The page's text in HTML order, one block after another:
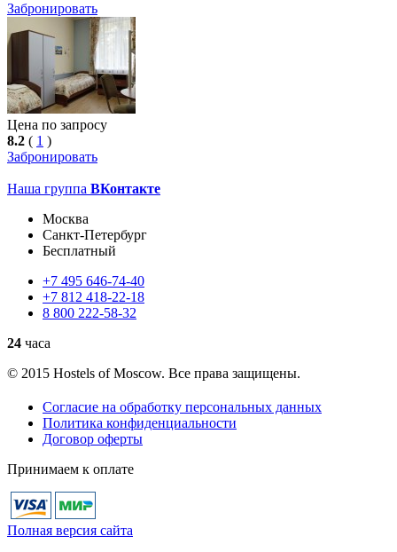
Забронировать
Цена по запросу
8.2 ( 1 )
Забронировать
Наша группа ВКонтакте
Москва
Санкт-Петербург
Бесплатный
+7 495 646-74-40
+7 812 418-22-18
8 800 222-58-32
24 часа
© 2015 Hostels of Moscow. Все права защищены.
Согласие на обработку персональных данных
Политика конфиденциальности
Договор оферты
Принимаем к оплате
Полная версия сайта